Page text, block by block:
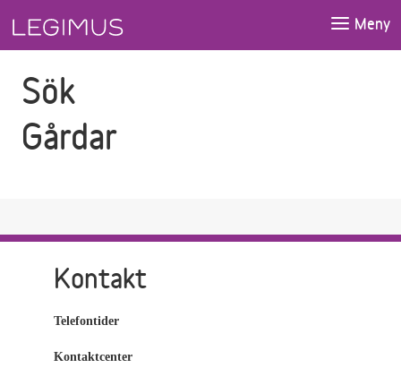
Meny
Sök
Gårdar
Kontakt
Telefontider
Kontaktcenter